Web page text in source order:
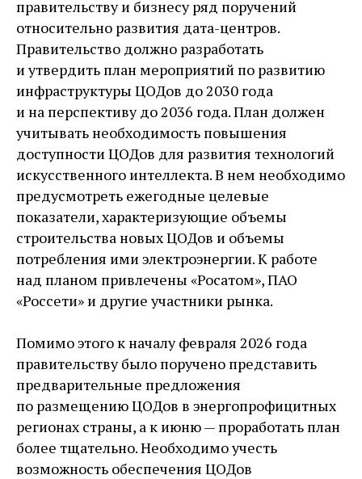
правительству и бизнесу ряд поручений
относительно развития дата-центров.
Правительство должно разработать
и утвердить план мероприятий по развитию
инфраструктуры ЦОДов до 2030 года
и на перспективу до 2036 года. План должен
учитывать необходимость повышения
доступности ЦОДов для развития технологий
искусственного интеллекта. В нем необходимо
предусмотреть ежегодные целевые
показатели, характеризующие объемы
строительства новых ЦОДов и объемы
потребления ими электроэнергии. К работе
над планом привлечены «Росатом», ПАО
«Россети» и другие участники рынка.
Помимо этого к началу февраля 2026 года
правительству было поручено представить
предварительные предложения
по размещению ЦОДов в энергопрофицитных
регионах страны, а к июню — проработать план
более тщательно. Необходимо учесть
возможность обеспечения ЦОДов